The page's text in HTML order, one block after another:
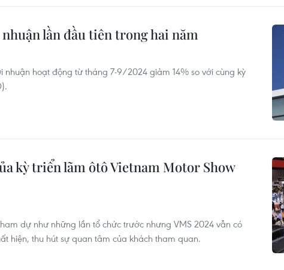
lần đầu tiên trong hai năm
nhuận hoạt động từ tháng 7-9/2024 giảm 14% so với cùng kỳ
kỳ triển lãm ôtô Vietnam Motor Show
dự như những lần tổ chức trước nhưng VMS 2024 vẫn có
hiện, thu hút sự quan tâm của khách tham quan.